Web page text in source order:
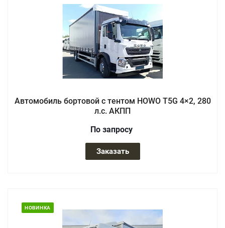
Автомобиль бортовой с тентом HOWO T5G 4×2, 280
л.с. АКПП
По запросу
Заказать
НОВИНКА